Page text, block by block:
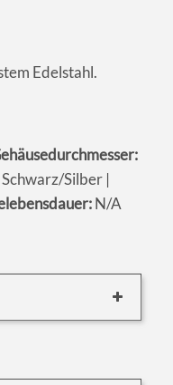
Edelstahl.
Schwarz/Silber |
N/A